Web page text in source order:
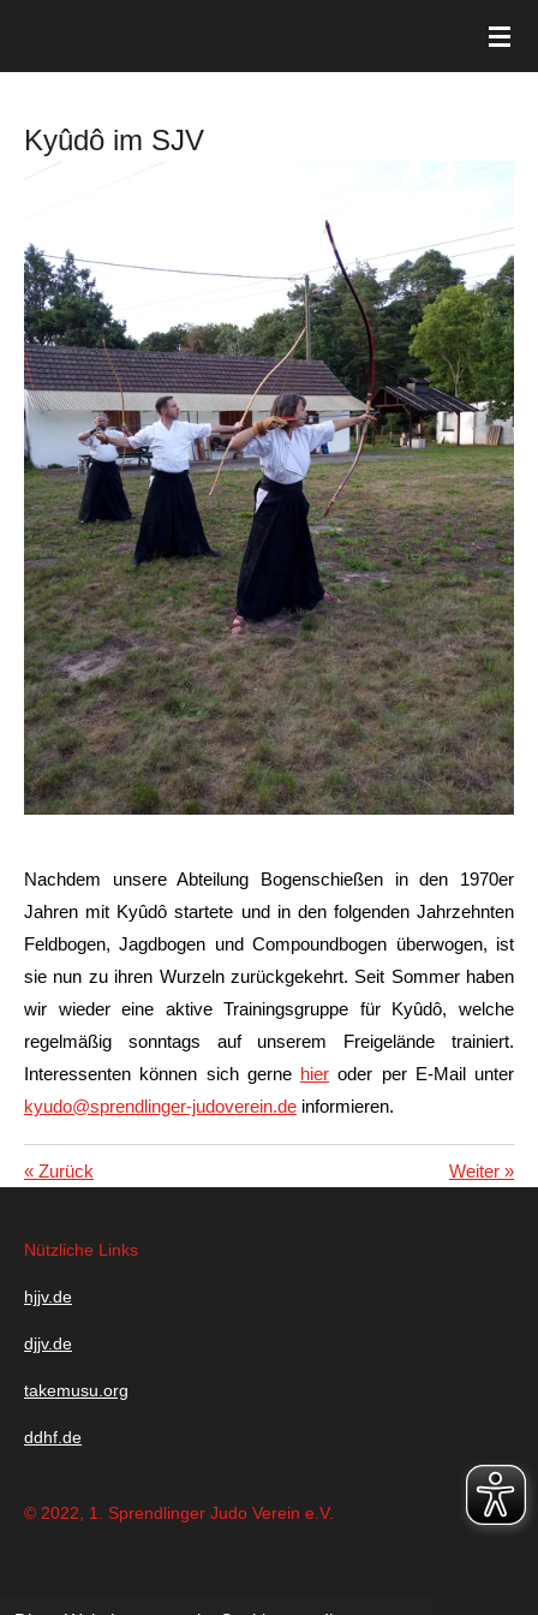
Kyûdô im SJV
Nachdem unsere Abteilung Bogenschießen in den 1970er
Jahren mit Kyûdô startete und in den folgenden Jahrzehnten
Feldbogen, Jagdbogen und Compoundbogen überwogen, ist
sie nun zu ihren Wurzeln zurückgekehrt. Seit Sommer haben
wir wieder eine aktive Trainingsgruppe für Kyûdô, welche
regelmäßig sonntags auf unserem Freigelände trainiert.
Interessenten können sich gerne hier oder per E-Mail unter
kyudo@sprendlinger-judoverein.de informieren.
« Zurück Weiter »
Nützliche Links
hjjv.de
djjv.de
takemusu.org
ddhf.de
© 2022, 1. Sprendlinger Judo Verein e.V.